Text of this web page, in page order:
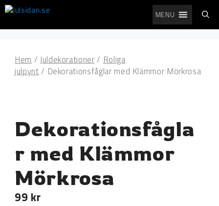
Hoppa
innehåll
MENU
Hem / Juldekorationer / Roliga
julpynt / Dekorationsfåglar med Klämmor Mörkrosa
Dekorationsfågla
r med Klämmor
Mörkrosa
99 kr